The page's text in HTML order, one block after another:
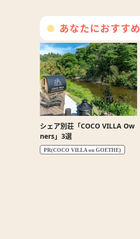
あなたにおすすめ
シェア別荘「COCO VILLA Ow
ners」3選
PR(COCO VILLA on GOETHE)